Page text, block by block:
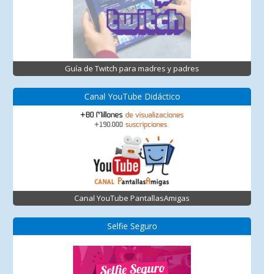
Guía de Twitch para madres y padres
Canal YouTube Didáctico
Canal YouTube PantallasAmigas
Selfie Seguro